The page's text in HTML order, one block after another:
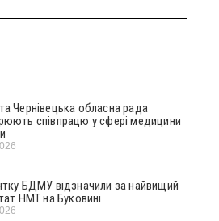
Чернівецька обласна рада
співпрацю у сфері медицини
БДМУ відзначили за найвищий
НМТ на Буковині